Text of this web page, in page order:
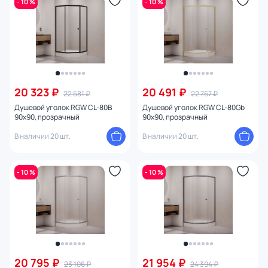
20 323 ₽ 22 581 ₽
Душевой уголок RGW CL-80B
90x90, прозрачный
В наличии 20 шт.
20 491 ₽ 22 767 ₽
Душевой уголок RGW CL-80Gb
90x90, прозрачный
В наличии 20 шт.
- 10 %
20 795 ₽ 23 106 ₽
- 10 %
21 954 ₽ 24 394 ₽
Сиденье
Поверхность
Конструкция дверей
Покрытие
Установка 1